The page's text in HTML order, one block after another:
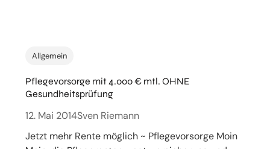
Allgemein
Pflegevorsorge mit 4.000 € mtl. OHNE
Gesundheitsprüfung
12. Mai 2014Sven Riemann
Jetzt mehr Rente möglich ~ Pflegevorsorge Moin